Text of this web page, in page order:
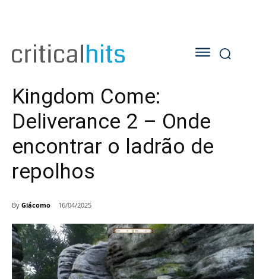
Kingdom Come:
Deliverance 2 – Onde
encontrar o ladrão de
repolhos
By Giácomo 16/04/2025